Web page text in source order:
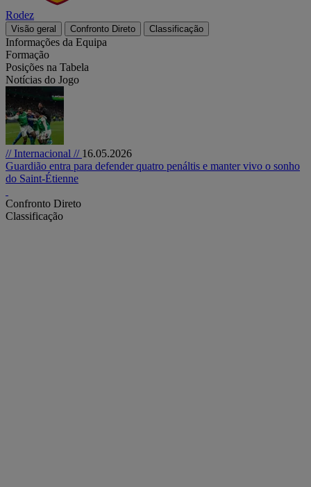
Rodez
Visão geral Confronto Direto Classificação
Informações da Equipa
Formação
Posições na Tabela
Notícias do Jogo
// Internacional // 16.05.2026
Guardião entra para defender quatro penáltis e manter vivo o sonho
do Saint-Étienne
Confronto Direto
Classificação